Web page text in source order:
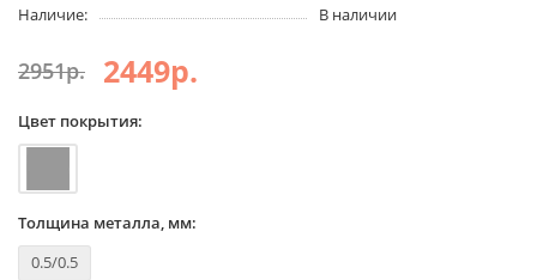
Наличие:
В наличии
2951р. 2449р.
Цвет покрытия:
Толщина металла, мм:
0.5/0.5